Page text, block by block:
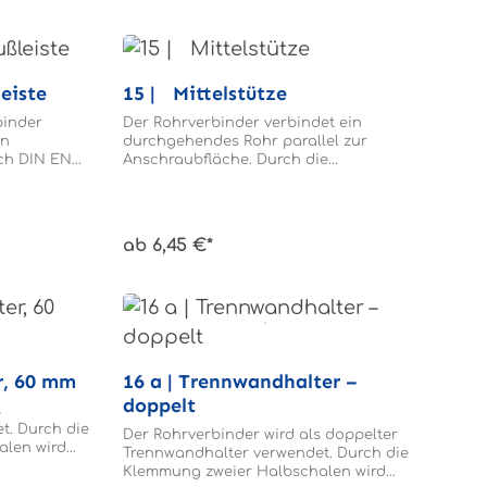
DIN EN
andere
wir
Wir
Service
und eine
15 | Mittelstütze
Der Rohrverbinder verbindet ein
durchgehendes Rohr parallel zur
Anschraubfläche. Durch die
werden.
ab 6,45 €*
60 mm
Durch die
wird
16 a | Trennwandhalter –
doppelt
Der Rohrverbinder wird als doppelter
Trennwandhalter verwendet. Durch die
Klemmung zweier Halbschalen wird